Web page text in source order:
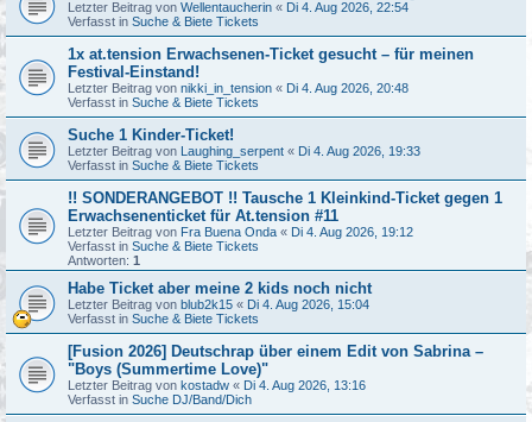
Letzter Beitrag von Wellentaucherin « Di 4. Aug 2026, 22:54
Verfasst in Suche & Biete Tickets
1x at.tension Erwachsenen-Ticket gesucht – für meinen
Festival-Einstand!
Letzter Beitrag von nikki_in_tension « Di 4. Aug 2026, 20:48
Verfasst in Suche & Biete Tickets
Suche 1 Kinder-Ticket!
Letzter Beitrag von Laughing_serpent « Di 4. Aug 2026, 19:33
Verfasst in Suche & Biete Tickets
!! SONDERANGEBOT !! Tausche 1 Kleinkind-Ticket gegen 1
Erwachsenenticket für At.tension #11
Letzter Beitrag von Fra Buena Onda « Di 4. Aug 2026, 19:12
Verfasst in Suche & Biete Tickets
Antworten: 1
Habe Ticket aber meine 2 kids noch nicht
Letzter Beitrag von blub2k15 « Di 4. Aug 2026, 15:04
Verfasst in Suche & Biete Tickets
[Fusion 2026] Deutschrap über einem Edit von Sabrina –
"Boys (Summertime Love)"
Letzter Beitrag von kostadw « Di 4. Aug 2026, 13:16
Verfasst in Suche DJ/Band/Dich